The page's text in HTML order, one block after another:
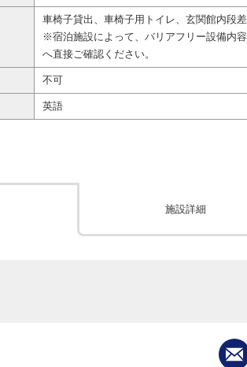
車椅子貸出、車椅子用トイレ、玄関館内段
※宿泊施設によって、バリアフリー設備内
へ直接ご確認ください。
不可
英語
施設詳細